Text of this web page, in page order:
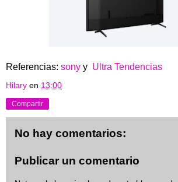
Referencias: sony y Ultra Tendencias
Hilary en 13:00
Compartir
No hay comentarios:
Publicar un comentario